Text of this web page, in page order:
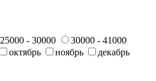
25000 - 30000
30000 - 41000
октябрь ноябрь декабрь